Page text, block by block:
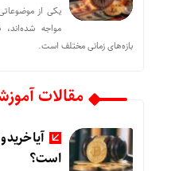
یکی از
مواجه
بازه‌های زمانی مختلف است.
مقالات
آیا
است؟